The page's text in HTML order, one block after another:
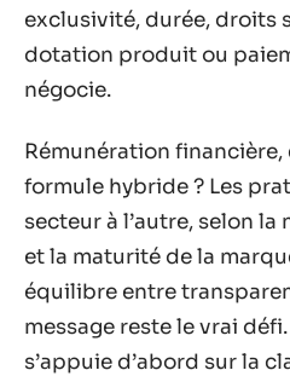
exclusivité, durée, droits
dotation produit ou
négocie.
Rémunération
formule hybride ? Les
secteur à l’autre, selon
et la maturité de la
équilibre entre
message reste le vrai
s’appuie d’abord sur la